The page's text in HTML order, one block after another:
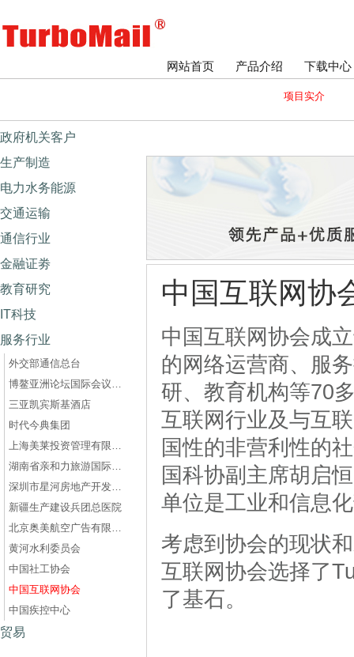
网站首页 产品介绍 下载中心
项目实介
政府机关客户
生产制造
电力水务能源
交通运输
通信行业
金融证劵
教育研究
IT科技
服务行业
外交部通信总台
博鳌亚洲论坛国际会议中心
三亚凯宾斯基酒店
时代今典集团
上海美莱投资管理有限公司
湖南省亲和力旅游国际旅行社有限公司
深圳市星河房地产开发有限公司
新疆生产建设兵团总医院
北京奥美航空广告有限公司
黄河水利委员会
中国社工协会
中国互联网协会
中国疾控中心
贸易
中国互联网协
中国互联网协会成
的网络运营商、服
研、教育机构等70
互联网行业及与互
国性的非营利性的
国科协副主席胡启
单位是工业和信息
考虑到协会的现状
互联网协会选择了
了基石。